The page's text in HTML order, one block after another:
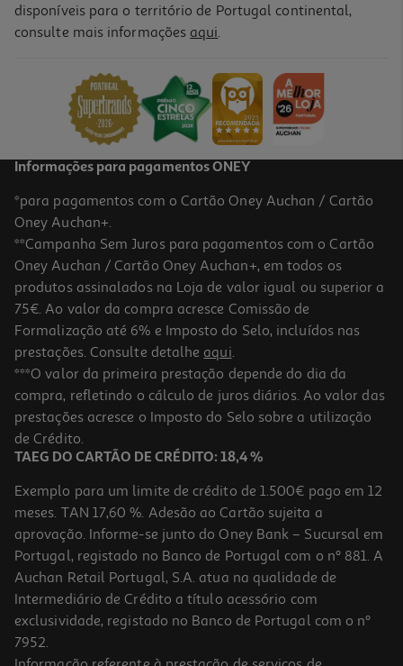
disponíveis para o território de Portugal continental,
consulte mais informações aqui.
Informações para pagamentos ONEY
*para pagamentos com o Cartão Oney Auchan / Cartão
Oney Auchan+.
**Campanha Sem Juros para pagamentos com o Cartão
Oney Auchan / Cartão Oney Auchan+, em todos os
produtos assinalados na Loja de valor igual ou superior a
75€. Ao valor da compra acresce Comissão de
Formalização até 6% e Imposto do Selo, incluídos nas
prestações. Consulte detalhe aqui.
***O valor da primeira prestação depende do dia da
compra, refletindo o cálculo de juros diários. Ao valor das
prestações acresce o Imposto do Selo sobre a utilização
de Crédito.
TAEG DO CARTÃO DE CRÉDITO: 18,4 %
Exemplo para um limite de crédito de 1.500€ pago em 12
meses. TAN 17,60 %. Adesão ao Cartão sujeita a
aprovação. Informe-se junto do Oney Bank – Sucursal em
Portugal, registado no Banco de Portugal com o nº 881. A
Auchan Retail Portugal, S.A. atua na qualidade de
Intermediário de Crédito a título acessório com
exclusividade, registado no Banco de Portugal com o nº
7952.